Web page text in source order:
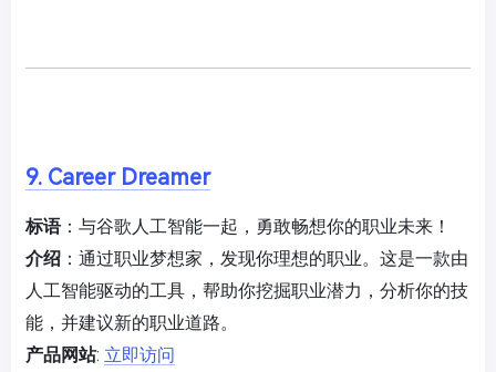
9. Career Dreamer
标语：与谷歌人工智能一起，勇敢畅想你的职业未来！
介绍 ：通过职业梦想家，发现你理想的职业。这是一款由
人工智能驱动的工具，帮助你挖掘职业潜力，分析你的技
能，并建议新的职业道路。
产品网站: 立即访问